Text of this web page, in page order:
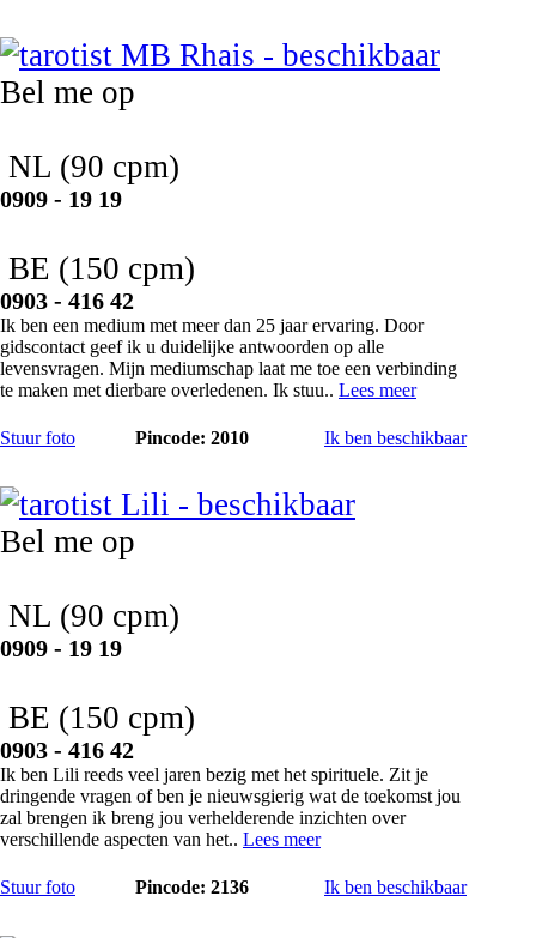
Bel me op
NL (90 cpm)
0909 - 19 19
BE (150 cpm)
0903 - 416 42
Ik ben een medium met meer dan 25 jaar ervaring. Door
gidscontact geef ik u duidelijke antwoorden op alle
levensvragen. Mijn mediumschap laat me toe een verbinding
te maken met dierbare overledenen. Ik stuu.. Lees meer
Stuur foto Pincode: 2010 Ik ben beschikbaar
Bel me op
NL (90 cpm)
0909 - 19 19
BE (150 cpm)
0903 - 416 42
Ik ben Lili reeds veel jaren bezig met het spirituele. Zit je
dringende vragen of ben je nieuwsgierig wat de toekomst jou
zal brengen ik breng jou verhelderende inzichten over
verschillende aspecten van het.. Lees meer
Stuur foto Pincode: 2136 Ik ben beschikbaar